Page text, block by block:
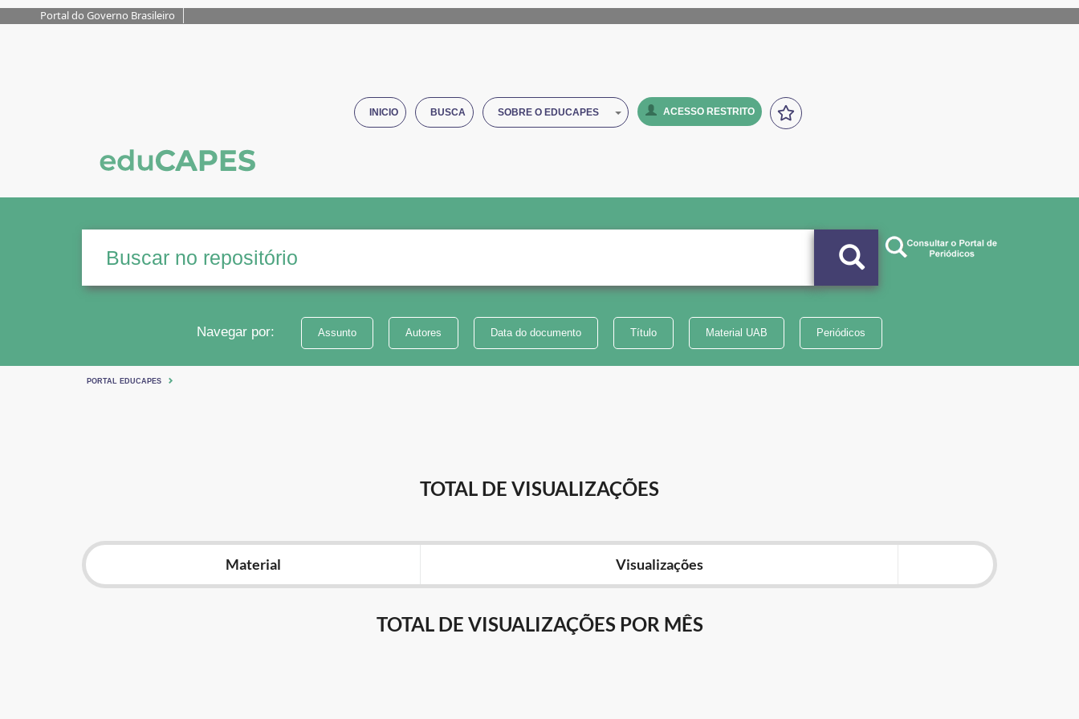
Portal do Governo Brasileiro
INICIO BUSCA SOBRE O EDUCAPES ACESSO RESTRITO
Navegar por: Assunto Autores Data do documento Título Material UAB Periódicos
PORTAL EDUCAPES
TOTAL DE VISUALIZAÇÕES
Material Visualizações
TOTAL DE VISUALIZAÇÕES POR MÊS